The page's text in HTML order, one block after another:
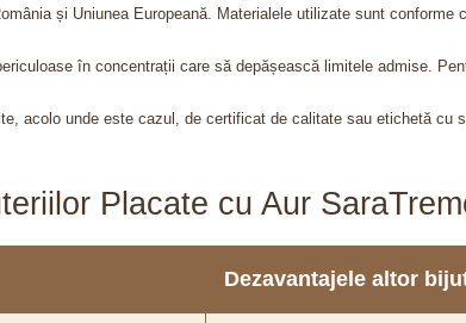
și Uniunea Europeană. Materialele utilizate sunt conforme
în concentrații care să depășească limitele admise.
acolo unde este cazul, de certificat de calitate sau etichetă cu
Placate cu Aur
Dezavantajele altor